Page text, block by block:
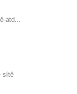
atd...
sítě